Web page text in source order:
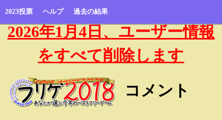
2023投票 ヘルプ 過去の結果
2026年1月4日、ユーザー情報
をすべて削除します
コメント